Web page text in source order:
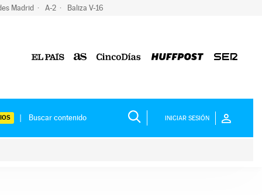
Madrid A-2 Baliza V-16
INICIAR SESIÓN